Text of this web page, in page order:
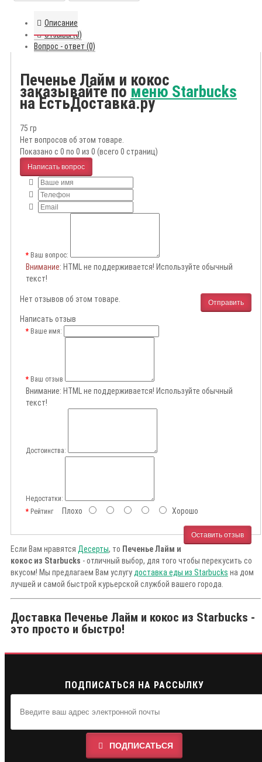
Описание
Отзывы (0)
Вопрос - ответ (0)
Печенье Лайм и кокос
заказывайте по меню Starbucks
на ЕстьДоставка.ру
75 гр
Нет вопросов об этом товаре.
Показано с 0 по 0 из 0 (всего 0 страниц)
Написать вопрос
Ваш вопрос:
Внимание: HTML не поддерживается! Используйте обычный
текст!
Отправить
Нет отзывов об этом товаре.
Написать отзыв
Ваше имя:
Ваш отзыв
Внимание: HTML не поддерживается! Используйте обычный
текст!
Достоинства:
Недостатки:
РейтингПлохо Хорошо
Оставить отзыв
Если Вам нравятся Десерты, то Печенье Лайм и
кокос из Starbucks - отличный выбор, для того чтобы перекусить со
вкусом! Мы предлагаем Вам услугу доставка еды из Starbucks на дом
лучшей и самой быстрой курьерской службой вашего города.
Доставка Печенье Лайм и кокос из Starbucks -
это просто и быстро!
ПОДПИСАТЬСЯ НА РАССЫЛКУ
ПОДПИСАТЬСЯ